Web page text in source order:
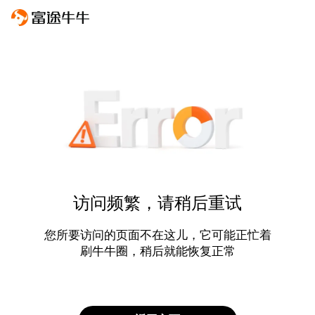
访问频繁，请稍后重试
您所要访问的页面不在这儿，它可能正忙着
刷牛牛圈，稍后就能恢复正常